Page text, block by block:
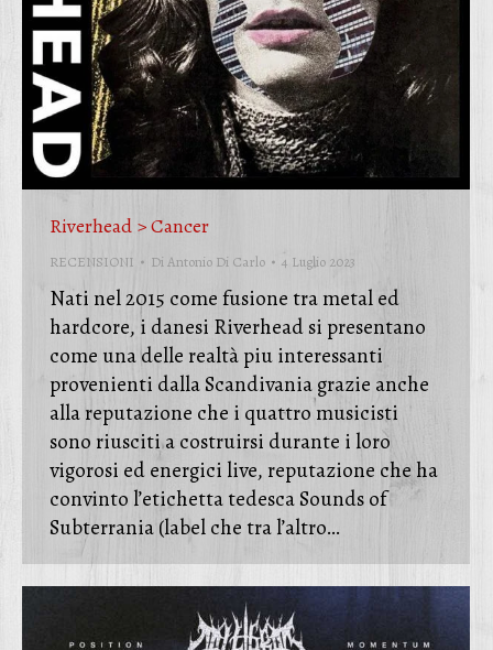
Riverhead > Cancer
RECENSIONI DiAntonio Di Carlo 4 Luglio 2023
Nati nel 2015 come fusione tra metal ed
hardcore, i danesi Riverhead si presentano
come una delle realtà piu interessanti
provenienti dalla Scandivania grazie anche
alla reputazione che i quattro musicisti
sono riusciti a costruirsi durante i loro
vigorosi ed energici live, reputazione che ha
convinto l’etichetta tedesca Sounds of
Subterrania (label che tra l’altro…